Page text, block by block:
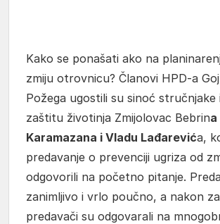
Kako se ponašati ako na
zmiju otrovnicu? Članovi HPD-a
Požega ugostili su sinoć stručnjake
zaštitu životinja Zmijolovac Bebrina
Karamazana i Vladu Lađarevića,
predavanje o prevenciji ugriza od
odgovorili na početno pitanje.
zanimljivo i vrlo poučno, a nakon
predavači su odgovarali na